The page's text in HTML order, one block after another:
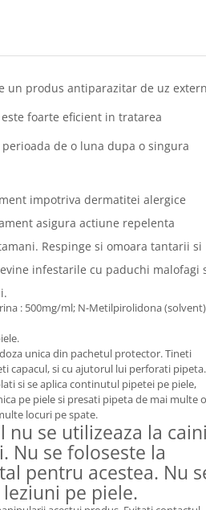
un produs antiparazitar de uz extern
foarte eficient in tratarea
de o luna dupa o singura
impotriva dermatitei alergice
asigura actiune repelenta
Respinge si omoara tantarii si
infestarile cu paduchi malofagi
: 500mg/ml; N-Metilpirolidona
unica din pachetul protector. Tineti
capacul, si cu ajutorul lui perforati pipeta.
si se aplica continutul pipetei pe piele,
pe piele si presati pipeta de mai multe
locuri pe spate.
nu se utilizeaza la caini
Nu se foloseste la
pentru acestea. Nu
pe piele.